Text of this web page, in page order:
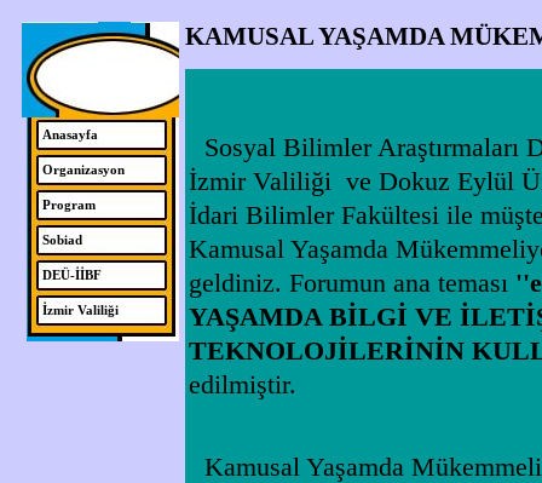
Anasayfa
Organizasyon
Program
Sobiad
DEÜ-İİBF
İzmir Valiliği
KAMUSAL YAŞAMDA
Sosyal Bilimler Araştırmaları
İzmir Valiliği ve Dokuz Eylül
İdari Bilimler Fakültesi ile
Kamusal Yaşamda
geldiniz. Forumun ana teması
YAŞAMDA BİLGİ VE
TEKNOLOJİLERİNİN
edilmiştir.
Kamusal Yaşamda